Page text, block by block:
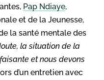
Pap Ndiaye,
et de la Jeunesse,
la santé mentale des
la situation de la
et nous devons
d’un entretien avec